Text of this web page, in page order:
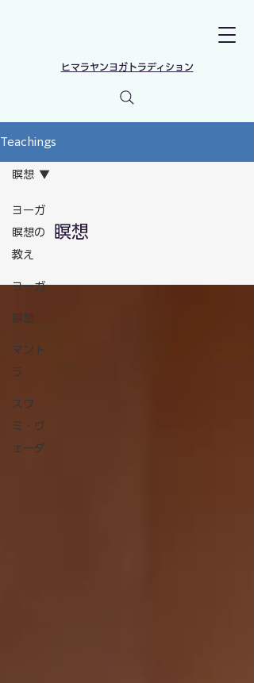
​ヒマラヤンヨガトラディション
Teachings
ヨーガ
瞑想の
教え
ヨーガ
瞑想
マント
ラ
スワ
ミ・ヴ
ェーダ
瞑想
瞑想